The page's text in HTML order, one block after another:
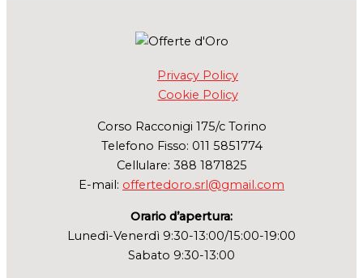
Privacy Policy
Cookie Policy
Corso Racconigi 175/c Torino
Telefono Fisso: 011 5851774
Cellulare: 388 1871825
E-mail: offertedoro.srl@gmail.com
Orario d’apertura:
Lunedì-Venerdì 9:30-13:00/15:00-19:00
Sabato 9:30-13:00